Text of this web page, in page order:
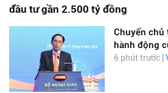
đầu tư gần 2.500 tỷ đồng
Chuyển chủ
hành động
6 phút trước |